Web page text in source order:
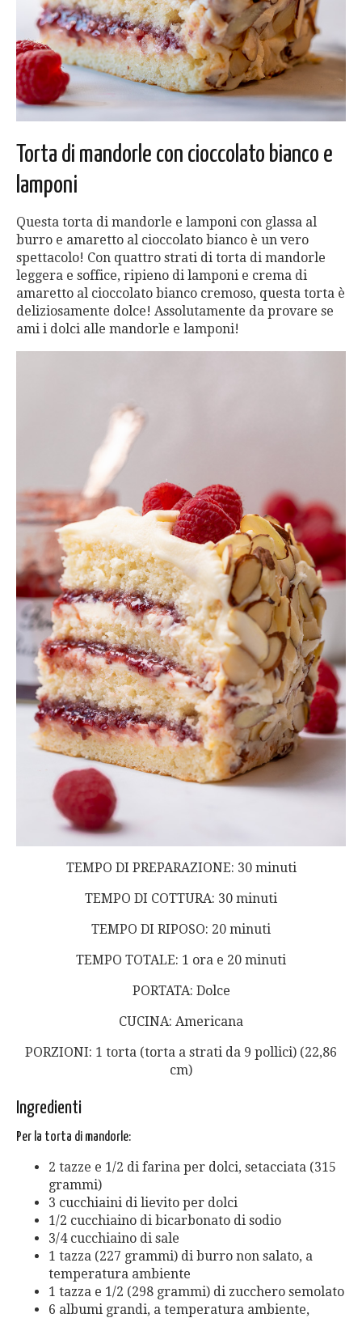
Torta di mandorle con cioccolato bianco e
lamponi
Questa torta di mandorle e lamponi con glassa al
burro e amaretto al cioccolato bianco è un vero
spettacolo! Con quattro strati di torta di mandorle
leggera e soffice, ripieno di lamponi e crema di
amaretto al cioccolato bianco cremoso, questa torta è
deliziosamente dolce! Assolutamente da provare se
ami i dolci alle mandorle e lamponi!
TEMPO DI PREPARAZIONE: 30 minuti
TEMPO DI COTTURA: 30 minuti
TEMPO DI RIPOSO: 20 minuti
TEMPO TOTALE: 1 ora e 20 minuti
PORTATA: Dolce
CUCINA: Americana
PORZIONI: 1 torta (torta a strati da 9 pollici) (22,86
cm)
Ingredienti
Per la torta di mandorle:
2 tazze e 1/2 di farina per dolci, setacciata (315
grammi)
3 cucchiaini di lievito per dolci
1/2 cucchiaino di bicarbonato di sodio
3/4 cucchiaino di sale
1 tazza (227 grammi) di burro non salato, a
temperatura ambiente
1 tazza e 1/2 (298 grammi) di zucchero semolato
6 albumi grandi, a temperatura ambiente,